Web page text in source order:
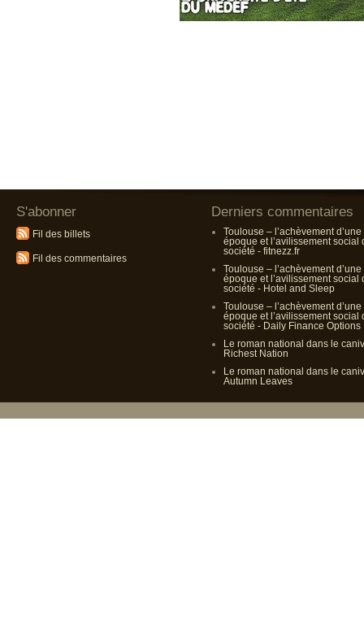
S'abonner
Fil des billets
Fil des commentaires
Derniers commentaires
Toulouse – l’achèvement d’une
époque et l’avilissement social
société - fitnezz.fr
Toulouse – l’achèvement d’une
époque et l’avilissement social
société - Hotel and Sleep
Toulouse – l’achèvement d’une
époque et l’avilissement social
société - Daily Finance Options
Le roman national dans le
Richest Nation
Le roman national dans le
Autumn Leaves